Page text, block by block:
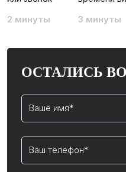
2 минуты
3 минуты
ОСТАЛИСЬ